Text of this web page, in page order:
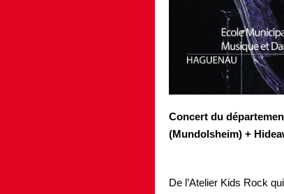
Concert du
(Mundolsheim) +
De l’Atelier Kids Rock